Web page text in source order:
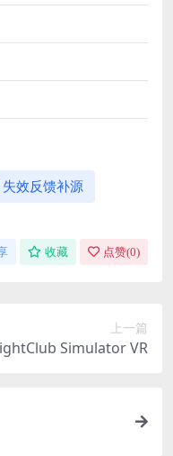
失效反馈补源
收藏 点赞(0)
上一篇
Simulator VR